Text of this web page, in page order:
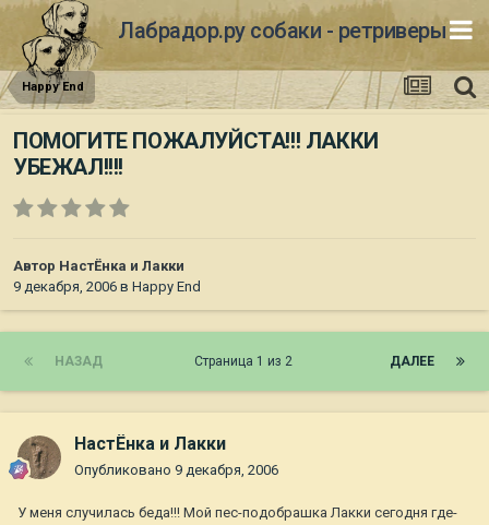
Лабрадор.ру собаки - ретриверы
Happy End
ПОМОГИТЕ ПОЖАЛУЙСТА!!! ЛАККИ
УБЕЖАЛ!!!!
Автор НастЁнка и Лакки
9 декабря, 2006 в Happy End
НАЗАД ДАЛЕЕ
Страница 1 из 2
НастЁнка и Лакки
Опубликовано 9 декабря, 2006
У меня случилась беда!!! Мой пес-подобрашка Лакки сегодня где-